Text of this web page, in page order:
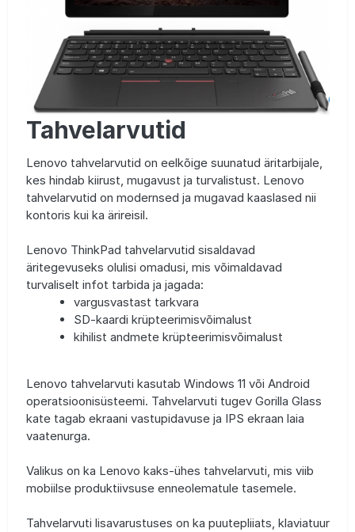
Tahvelarvutid
Lenovo tahvelarvutid on eelkõige suunatud äritarbijale,
kes hindab kiirust, mugavust ja turvalistust. Lenovo
tahvelarvutid on modernsed ja mugavad kaaslased nii
kontoris kui ka ärireisil.
Lenovo ThinkPad tahvelarvutid sisaldavad
äritegevuseks olulisi omadusi, mis võimaldavad
turvaliselt infot tarbida ja jagada:
vargusvastast tarkvara
SD-kaardi krüpteerimisvõimalust
kihilist andmete krüpteerimisvõimalust
Lenovo tahvelarvuti kasutab Windows 11 või Android
operatsioonisüsteemi. Tahvelarvuti tugev Gorilla Glass
kate tagab ekraani vastupidavuse ja IPS ekraan laia
vaatenurga.
Valikus on ka Lenovo kaks-ühes tahvelarvuti, mis viib
mobiilse produktiivsuse enneolematule tasemele.
Tahvelarvuti lisavarustuses on ka puutepliiats, klaviatuur